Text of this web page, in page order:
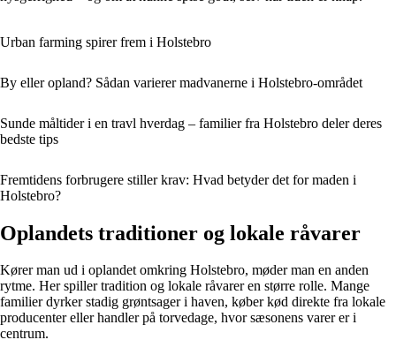
Urban farming spirer frem i Holstebro
By eller opland? Sådan varierer madvanerne i Holstebro-området
Sunde måltider i en travl hverdag – familier fra Holstebro deler deres
bedste tips
Fremtidens forbrugere stiller krav: Hvad betyder det for maden i
Holstebro?
Oplandets traditioner og lokale råvarer
Kører man ud i oplandet omkring Holstebro, møder man en anden
rytme. Her spiller tradition og lokale råvarer en større rolle. Mange
familier dyrker stadig grøntsager i haven, køber kød direkte fra lokale
producenter eller handler på torvedage, hvor sæsonens varer er i
centrum.